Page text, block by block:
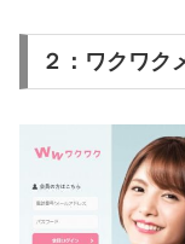
２：ワクワク